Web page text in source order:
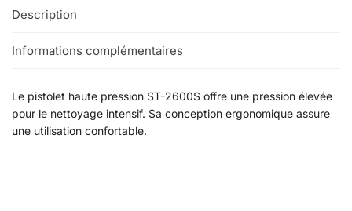
Description
Informations complémentaires
Le pistolet haute pression ST-2600S offre une pression élevée
pour le nettoyage intensif. Sa conception ergonomique assure
une utilisation confortable.